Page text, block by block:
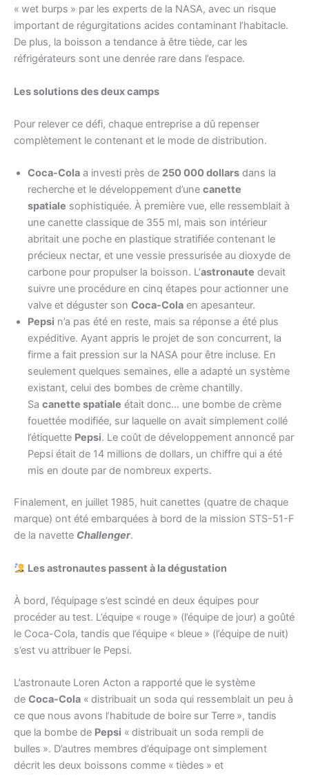
« wet burps » par les experts de la NASA, avec un risque
important de régurgitations acides contaminant l’habitacle.
De plus, la boisson a tendance à être tiède, car les
réfrigérateurs sont une denrée rare dans l’espace.
Les solutions des deux camps
Pour relever ce défi, chaque entreprise a dû repenser
complètement le contenant et le mode de distribution.
Coca-Cola a investi près de 250 000 dollars dans la
recherche et le développement d’une canette
spatiale sophistiquée. À première vue, elle ressemblait à
une canette classique de 355 ml, mais son intérieur
abritait une poche en plastique stratifiée contenant le
précieux nectar, et une vessie pressurisée au dioxyde de
carbone pour propulser la boisson. L’astronaute devait
suivre une procédure en cinq étapes pour actionner une
valve et déguster son Coca-Cola en apesanteur.
Pepsi n’a pas été en reste, mais sa réponse a été plus
expéditive. Ayant appris le projet de son concurrent, la
firme a fait pression sur la NASA pour être incluse. En
seulement quelques semaines, elle a adapté un système
existant, celui des bombes de crème chantilly.
Sa canette spatiale était donc… une bombe de crème
fouettée modifiée, sur laquelle on avait simplement collé
l’étiquette Pepsi. Le coût de développement annoncé par
Pepsi était de 14 millions de dollars, un chiffre qui a été
mis en doute par de nombreux experts.
Finalement, en juillet 1985, huit canettes (quatre de chaque
marque) ont été embarquées à bord de la mission STS-51-F
de la navette Challenger.
Les astronautes passent à la dégustation
À bord, l’équipage s’est scindé en deux équipes pour
procéder au test. L’équipe « rouge » (l’équipe de jour) a goûté
le Coca-Cola, tandis que l’équipe « bleue » (l’équipe de nuit)
s’est vu attribuer le Pepsi.
L’astronaute Loren Acton a rapporté que le système
de Coca-Cola « distribuait un soda qui ressemblait un peu à
ce que nous avons l’habitude de boire sur Terre », tandis
que la bombe de Pepsi « distribuait un soda rempli de
bulles ». D’autres membres d’équipage ont simplement
décrit les deux boissons comme « tièdes » et